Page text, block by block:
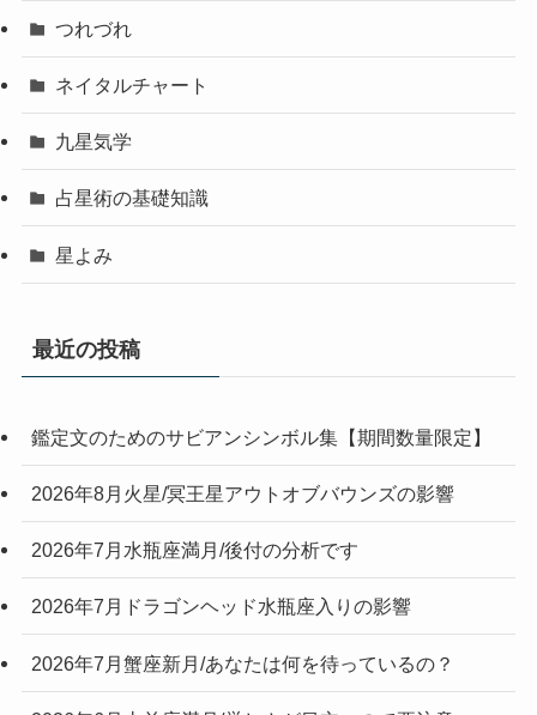
つれづれ
ネイタルチャート
九星気学
占星術の基礎知識
星よみ
最近の投稿
鑑定文のためのサビアンシンボル集【期間数量限定】
2026年8月火星/冥王星アウトオブバウンズの影響
2026年7月水瓶座満月/後付の分析です
2026年7月ドラゴンヘッド水瓶座入りの影響
2026年7月蟹座新月/あなたは何を待っているの？